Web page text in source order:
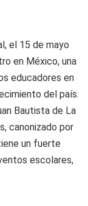
el 15 de mayo
en México, una
educadores en
del país.
Bautista de La
canonizado por
un fuerte
escolares,